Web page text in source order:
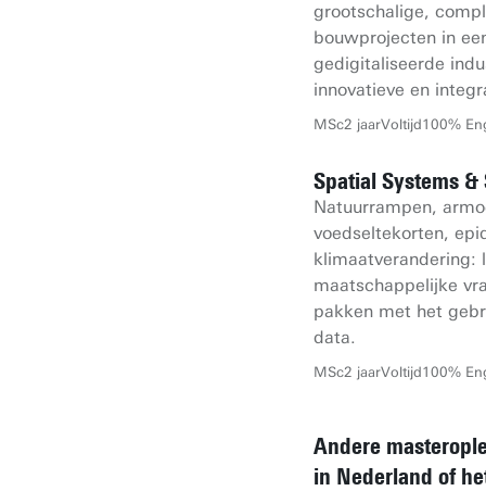
grootschalige,
bouwprojecten in
gedigitaliseerde
innovatieve en
MSc2 jaarVoltijd100%
Spatial Systems &
Natuurrampen,
voedseltekorten,
klimaatverandering:
maatschappelijke
pakken met het
data.
MSc2 jaarVoltijd100%
Andere
in Nederland of